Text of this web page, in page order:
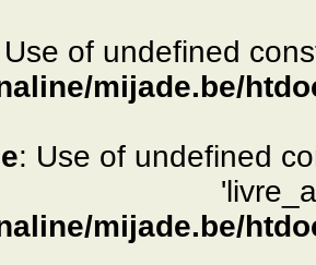
Use of undefined
mijade.be/
: Use of undefined
mijade.be/